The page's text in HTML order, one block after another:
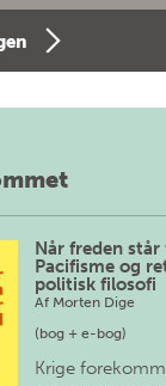
Når freden står
Pacifisme og
politisk filosofi
Af Morten Dige
(bog + e-bog)
Krige